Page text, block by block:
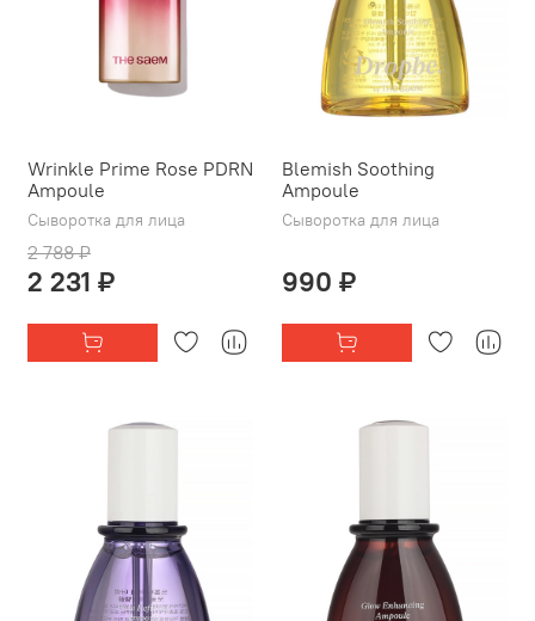
Wrinkle Prime Rose PDRN
Ampoule
Сыворотка для лица
2 788 ₽
2 231 ₽
Blemish Soothing
Ampoule
Сыворотка для лица
990 ₽